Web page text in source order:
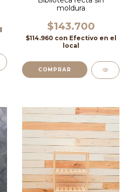
moldura
$143.700
$114.960 con Efectivo en el
local
COMPRAR